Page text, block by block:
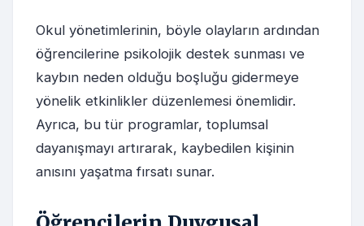
Okul yönetimlerinin, böyle olayların ardından
öğrencilerine psikolojik destek sunması ve
kaybın neden olduğu boşluğu gidermeye
yönelik etkinlikler düzenlemesi önemlidir.
Ayrıca, bu tür programlar, toplumsal
dayanışmayı artırarak, kaybedilen kişinin
anısını yaşatma fırsatı sunar.